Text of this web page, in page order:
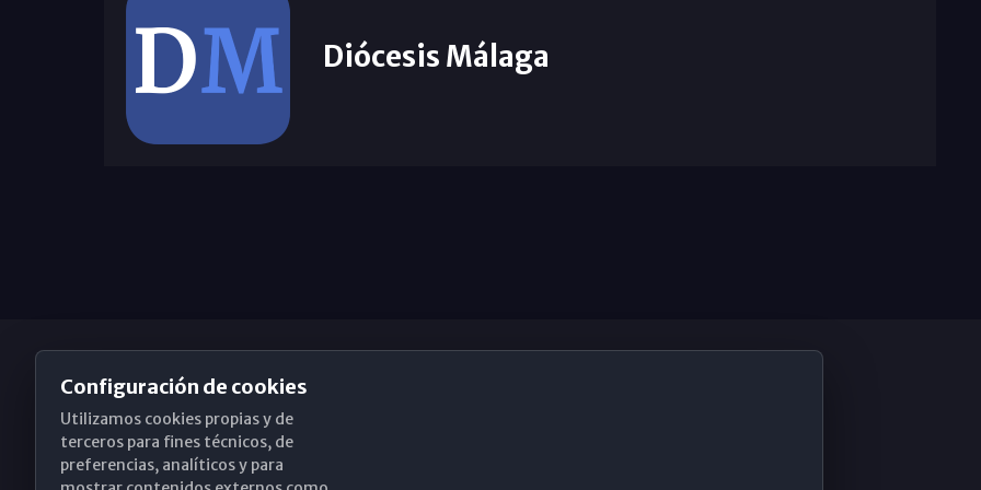
Diócesis Málaga
Obispado de Málaga
Configuración de cookies
Utilizamos cookies propias y de
terceros para fines técnicos, de
preferencias, analíticos y para